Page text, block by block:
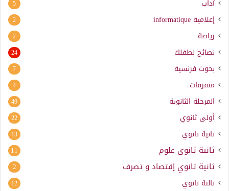
آداب 5
إعلامية informatique
2
رياضة 2
نصائح لطفلك 24
بحوث فرنسية 7
متفرقات 4
المرحلة الثانوية 49
أولى ثانوي 22
ثانية ثانوي 13
ثانية ثانوي علوم 11
ثانية ثانوي إقتصاد و تصرف 2
ثالثة ثانوي 12